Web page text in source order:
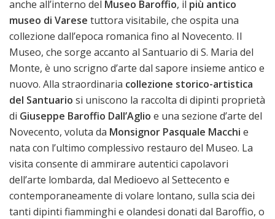
anche all’interno del Museo Baroffio, il più antico
museo di Varese tuttora visitabile, che ospita una
collezione dall’epoca romanica fino al Novecento. Il
Museo, che sorge accanto al Santuario di S. Maria del
Monte, è uno scrigno d’arte dal sapore insieme antico e
nuovo. Alla straordinaria collezione storico-artistica
del Santuario si uniscono la raccolta di dipinti proprietà
di Giuseppe Baroffio Dall’Aglio e una sezione d’arte del
Novecento, voluta da Monsignor Pasquale Macchi e
nata con l’ultimo complessivo restauro del Museo. La
visita consente di ammirare autentici capolavori
dell’arte lombarda, dal Medioevo al Settecento e
contemporaneamente di volare lontano, sulla scia dei
tanti dipinti fiamminghi e olandesi donati dal Baroffio, o